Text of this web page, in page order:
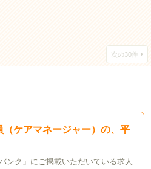
次の30件
ケアマネージャー）の、平
ンク」にご掲載いただいている求人